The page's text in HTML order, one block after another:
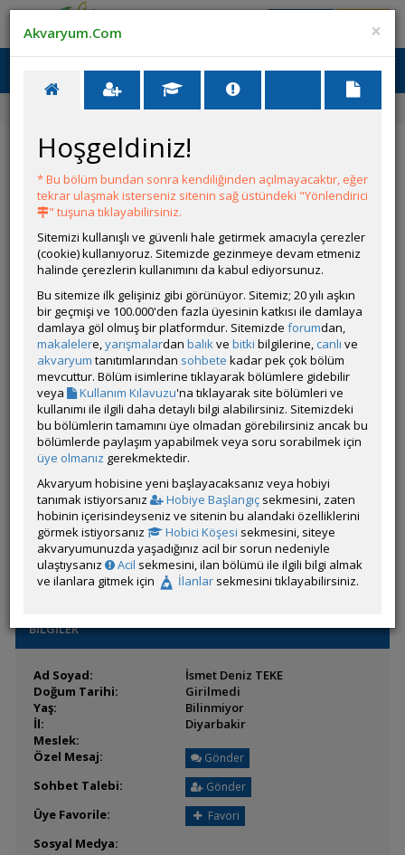
Ana Menü
Ana Sayfa
Forum Üye Profili
ÖZELLİKLER
Kullanıcı Adı:
İsmet_Deniz
Kullanıcı Grubu:
Forum Üyesi
Geri Bildirimleri:
0 adet mevcut.
Aldığı Beğeni:
0
Hesap Durumu:
Aktif
Durumu:
Çevrim Dışı
Üyelik Tarihi:
09 Haziran 2025 20:07
Son Ziyaret:
27 Ocak 2026 00:36
Toplam Mesaj:
1 [0.00 Gün Ortalaması]
Paylaşım Sayisı:
0 (Son 6 Ay)
İlan Sayisı:
Üyenin Mesaj ve İlanlarını Gör
Üyenin Açtığı Konuları Gör
Üyenin ÖM Engelini Kaldır
BİLGİLER
Ad Soyad:
İsmet Deniz TEKE
Doğum Tarihi:
Girilmedi
Yaş:
Bilinmiyor
İl:
Diyarbakir
Meslek:
Özel Mesaj:
Gönder
Sohbet Talebi: Gönder
Üye Favorile: Favori
Sosyal Medya:
×
Akvaryum.Com
Hoşgeldiniz!
* Bu bölüm bundan sonra kendiliğinden açılmayacaktır, eğer
tekrar ulaşmak isterseniz sitenin sağ üstündeki "Yönlendirici
" tuşuna tıklayabilirsiniz.
Sitemizi kullanışlı ve güvenli hale getirmek amacıyla çerezler
(cookie) kullanıyoruz. Sitemizde gezinmeye devam etmeniz
halinde çerezlerin kullanımını da kabul ediyorsunuz.
Bu sitemize ilk gelişiniz gibi görünüyor. Sitemiz; 20 yılı aşkın
bir geçmişi ve 100.000'den fazla üyesinin katkısı ile damlaya
damlaya göl olmuş bir platformdur. Sitemizde forumdan,
makalelere,yarışmalardan balıkve bitki bilgilerine, canlı ve
akvaryum tanıtımlarından sohbete kadar pek çok bölüm
mevcuttur. Bölüm isimlerine tıklayarak bölümlere gidebilir
veya
Kullanım Kılavuzu'na tıklayarak site bölümleri ve
kullanımı ile ilgili daha detaylı bilgi alabilirsiniz. Sitemizdeki
bu bölümlerin tamamını üye olmadan görebilirsiniz ancak bu
bölümlerde paylaşım yapabilmek veya soru sorabilmek için
üye olmanız gerekmektedir.
Akvaryum hobisine yeni başlayacaksanız veya hobiyi
tanımak istiyorsanız
Hobiye Başlangıç sekmesini, zaten
hobinin içerisindeyseniz ve sitenin bu alandaki özelliklerini
görmek istiyorsanız
Hobici Köşesi sekmesini, siteye
akvaryumunuzda yaşadığınız acil bir sorun nedeniyle
ulaştıysanız
Acil sekmesini, ilan bölümü ile ilgili bilgi almak
ve ilanlara gitmek için
İlanlar sekmesini tıklayabilirsiniz.